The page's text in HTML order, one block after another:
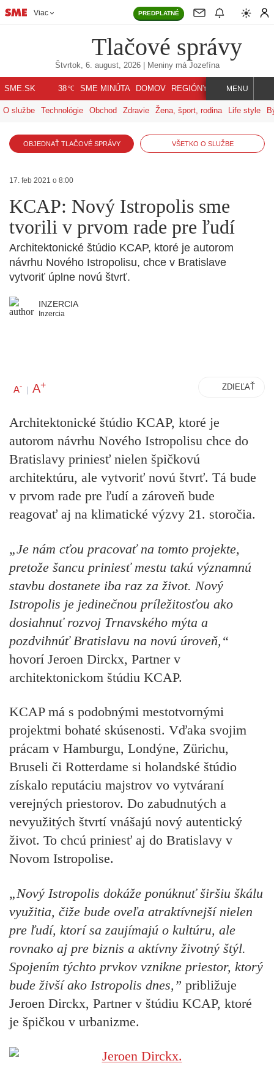
Viac PREDPLATNÉ
Tlačové správy
Štvrtok, 6. august, 2026| Meniny má Jozefína
SME.SK 38℃ SME MINÚTA DOMOV REGIÓNY INDEX SVET
MENU
O službe Technológie Obchod Zdravie Žena, šport, rodina Life style
OBJEDNAŤ TLAČOVÉ SPRÁVY VŠETKO O SLUŽBE
17. feb 2021 o 8:00
KCAP: Nový Istropolis sme
tvorili v prvom rade pre ľudí
Architektonické štúdio KCAP, ktoré je autorom
návrhu Nového Istropolisu, chce v Bratislave
vytvoriť úplne novú štvrť.
INZERCIA
Inzercia
A- | A+ ZDIEĽAŤ
Architektonické štúdio KCAP, ktoré je
autorom návrhu Nového Istropolisu chce do
Bratislavy priniesť nielen špičkovú
architektúru, ale vytvoriť novú štvrť. Tá bude
v prvom rade pre ľudí a zároveň bude
reagovať aj na klimatické výzvy 21. storočia.
„Je nám cťou pracovať na tomto projekte,
pretože šancu priniesť mestu takú významnú
stavbu dostanete iba raz za život. Nový
Istropolis je jedinečnou príležitosťou ako
dosiahnuť rozvoj Trnavského mýta a
pozdvihnúť Bratislavu na novú úroveň,“
hovorí Jeroen Dirckx, Partner v
architektonickom štúdiu KCAP.
KCAP má s podobnými mestotvornými
projektmi bohaté skúsenosti. Vďaka svojim
prácam v Hamburgu, Londýne, Zürichu,
Bruseli či Rotterdame si holandské štúdio
získalo reputáciu majstrov vo vytváraní
verejných priestorov. Do zabudnutých a
nevyužitých štvrtí vnášajú nový autentický
život. To chcú priniesť aj do Bratislavy v
Novom Istropolise.
„Nový Istropolis dokáže ponúknuť širšiu škálu
využitia, čiže bude oveľa atraktívnejší nielen
pre ľudí, ktorí sa zaujímajú o kultúru, ale
rovnako aj pre biznis a aktívny životný štýl.
Spojením týchto prvkov vznikne priestor, ktorý
bude živší ako Istropolis dnes,” približuje
Jeroen Dirckx, Partner v štúdiu KCAP, ktoré
je špičkou v urbanizme.